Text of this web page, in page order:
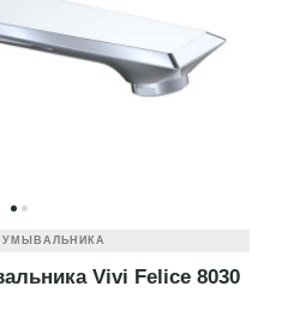
УМЫВАЛЬНИКА
Vivi Felice 8030